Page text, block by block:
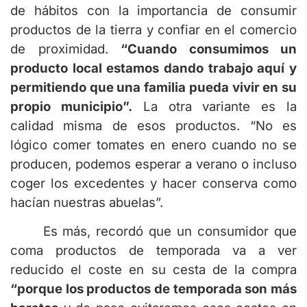
de hábitos con la importancia de consumir
productos de la tierra y confiar en el comercio
de proximidad. “Cuando consumimos un
producto local estamos dando trabajo aquí y
permitiendo que una familia pueda vivir en su
propio municipio”. La otra variante es la
calidad misma de esos productos. “No es
lógico comer tomates en enero cuando no se
producen, podemos esperar a verano o incluso
coger los excedentes y hacer conserva como
hacían nuestras abuelas”.
Es más, recordó que un consumidor que
coma productos de temporada va a ver
reducido el coste en su cesta de la compra
“porque los productos de temporada son más